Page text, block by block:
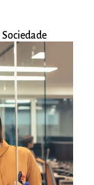
Sociedade